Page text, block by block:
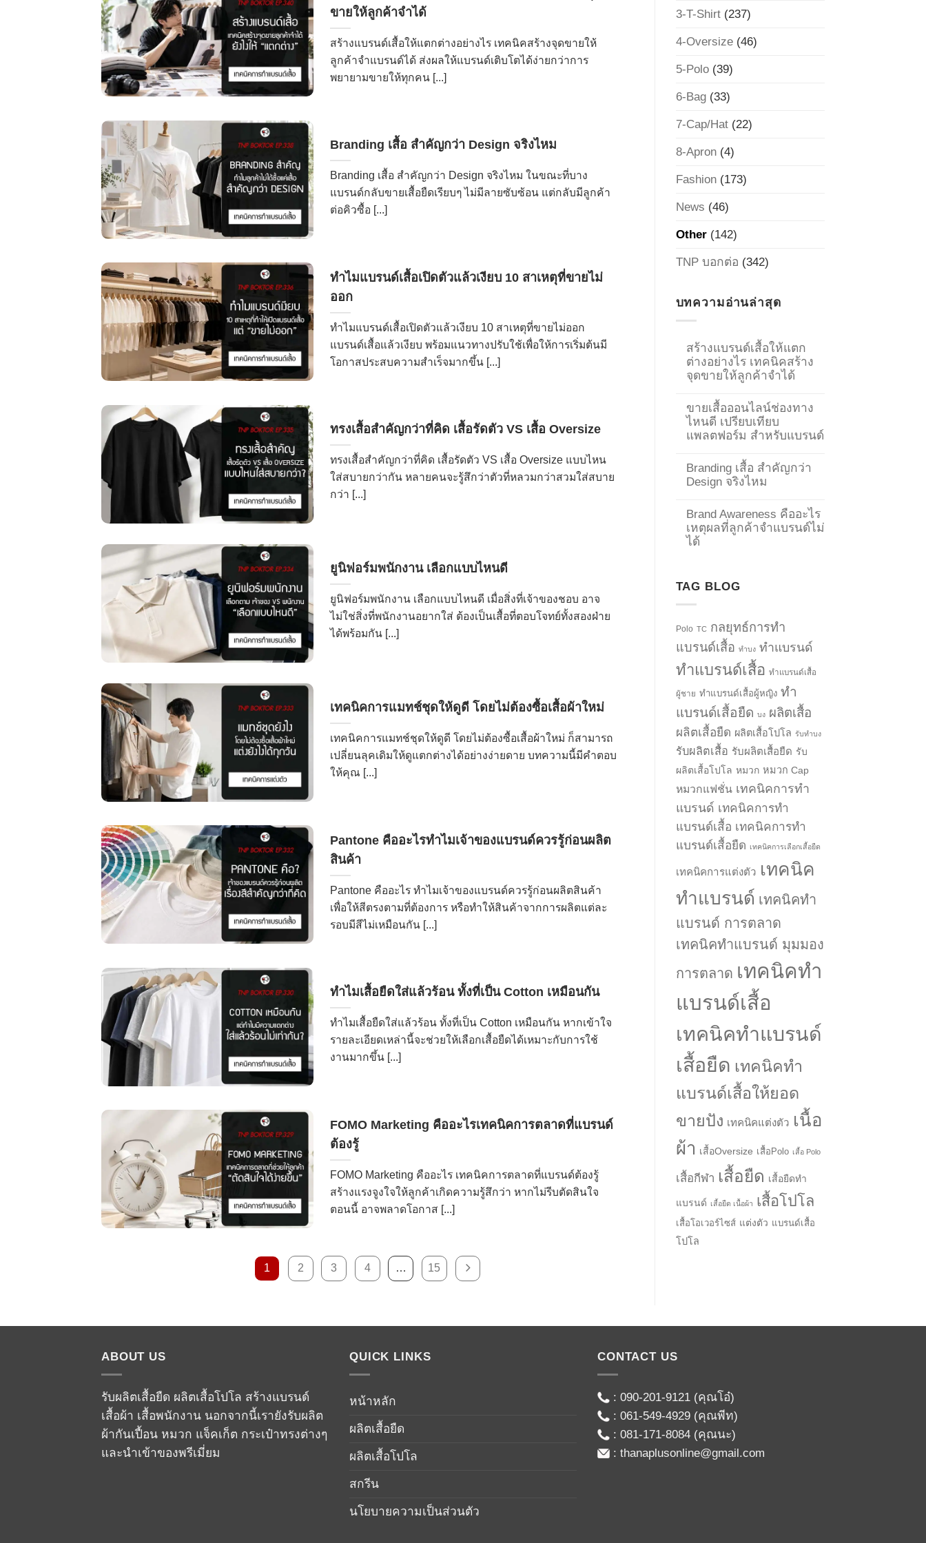
ขายให้ลูกค้าจำได้
สร้างแบรนด์เสื้อให้แตกต่างอย่างไร เทคนิคสร้างจุดขายให้
ลูกค้าจำแบรนด์ได้ ส่งผลให้แบรนด์เติบโตได้ง่ายกว่าการ
พยายามขายให้ทุกคน [...]
Branding เสื้อ สำคัญกว่า Design จริงไหม
Branding เสื้อ สำคัญกว่า Design จริงไหม ในขณะที่บาง
แบรนด์กลับขายเสื้อยืดเรียบๆ ไม่มีลายซับซ้อน แต่กลับมีลูกค้า
ต่อคิวซื้อ [...]
ทำไมแบรนด์เสื้อเปิดตัวแล้วเงียบ 10 สาเหตุที่ขายไม่
ออก
ทำไมแบรนด์เสื้อเปิดตัวแล้วเงียบ 10 สาเหตุที่ขายไม่ออก
แบรนด์เสื้อแล้วเงียบ พร้อมแนวทางปรับใช้เพื่อให้การเริ่มต้นมี
โอกาสประสบความสำเร็จมากขึ้น [...]
ทรงเสื้อสำคัญกว่าที่คิด เสื้อรัดตัว VS เสื้อ Oversize
ทรงเสื้อสำคัญกว่าที่คิด เสื้อรัดตัว VS เสื้อ Oversize แบบไหน
ใส่สบายกว่ากัน หลายคนจะรู้สึกว่าตัวที่หลวมกว่าสวมใส่สบาย
กว่า [...]
ยูนิฟอร์มพนักงาน เลือกแบบไหนดี
ยูนิฟอร์มพนักงาน เลือกแบบไหนดี เมื่อสิ่งที่เจ้าของชอบ อาจ
ไม่ใช่สิ่งที่พนักงานอยากใส่ ต้องเป็นเสื้อที่ตอบโจทย์ทั้งสองฝ่าย
ได้พร้อมกัน [...]
เทคนิคการแมทช์ชุดให้ดูดี โดยไม่ต้องซื้อเสื้อผ้าใหม่
เทคนิคการแมทช์ชุดให้ดูดี โดยไม่ต้องซื้อเสื้อผ้าใหม่ ก็สามารถ
เปลี่ยนลุคเดิมให้ดูแตกต่างได้อย่างง่ายดาย บทความนี้มีคำตอบ
ให้คุณ [...]
Pantone คืออะไรทำไมเจ้าของแบรนด์ควรรู้ก่อนผลิต
สินค้า
Pantone คืออะไร ทำไมเจ้าของแบรนด์ควรรู้ก่อนผลิตสินค้า
เพื่อให้สีตรงตามที่ต้องการ หรือทำให้สินค้าจากการผลิตแต่ละ
รอบมีสีไม่เหมือนกัน [...]
ทำไมเสื้อยืดใส่แล้วร้อน ทั้งที่เป็น Cotton เหมือนกัน
ทำไมเสื้อยืดใส่แล้วร้อน ทั้งที่เป็น Cotton เหมือนกัน หากเข้าใจ
รายละเอียดเหล่านี้จะช่วยให้เลือกเสื้อยืดได้เหมาะกับการใช้
งานมากขึ้น [...]
FOMO Marketing คืออะไรเทคนิคการตลาดที่แบรนด์
ต้องรู้
FOMO Marketing คืออะไร เทคนิคการตลาดที่แบรนด์ต้องรู้
สร้างแรงจูงใจให้ลูกค้าเกิดความรู้สึกว่า หากไม่รีบตัดสินใจ
ตอนนี้ อาจพลาดโอกาส [...]
1 2 3 4 … 15
3-T-Shirt(237)
4-Oversize(46)
5-Polo(39)
6-Bag(33)
7-Cap/Hat(22)
8-Apron(4)
Fashion(173)
News (46)
Other(142)
TNP บอกต่อ (342)
บทความอ่านล่าสุด
สร้างแบรนด์เสื้อให้แตก
ต่างอย่างไร เทคนิคสร้าง
จุดขายให้ลูกค้าจำได้
ขายเสื้อออนไลน์ช่องทาง
ไหนดี เปรียบเทียบ
แพลตฟอร์ม สำหรับแบรนด์
Branding เสื้อ สำคัญกว่า
Design จริงไหม
Brand Awareness คืออะไร
เหตุผลที่ลูกค้าจำแบรนด์ไม่
ได้
TAG BLOG
Polo TC กลยุทธ์การทำ
แบรนด์เสื้อ ทำบง ทำแบรนด์
ทำแบรนด์เสื้อ ทำแบรนด์เสื้อ
ผู้ชาย ทำแบรนด์เสื้อผู้หญิง ทำ
แบรนด์เสื้อยืด บง ผลิตเสื้อ
ผลิตเสื้อยืด ผลิตเสื้อโปโล รับทำบง
รับผลิตเสื้อ รับผลิตเสื้อยืด รับ
ผลิตเสื้อโปโล หมวก หมวก Cap
หมวกแฟชั่น เทคนิคการทำ
แบรนด์ เทคนิคการทำ
แบรนด์เสื้อ เทคนิคการทำ
แบรนด์เสื้อยืด เทคนิคการเลือกเสื้อยืด
เทคนิคการแต่งตัว เทคนิค
ทำแบรนด์ เทคนิคทำ
แบรนด์ การตลาด
เทคนิคทำแบรนด์ มุมมอง
การตลาด เทคนิคทำ
แบรนด์เสื้อ
เทคนิคทำแบรนด์
เสื้อยืด เทคนิคทำ
แบรนด์เสื้อให้ยอด
ขายปัง เทคนิคแต่งตัว เนื้อ
ผ้า เสื้อOversize เสื้อPolo เสื้อ Polo
เสื้อกีฬา เสื้อยืด เสื้อยืดทำ
แบรนด์ เสื้อยืด เนื้อผ้า เสื้อโปโล
เสื้อโอเวอร์ไซส์ แต่งตัว แบรนด์เสื้อ
โปโล
ABOUT US
รับผลิตเสื้อยืด ผลิตเสื้อโปโล สร้างแบรนด์
เสื้อผ้า เสื้อพนักงาน นอกจากนี้เรายังรับผลิต
ผ้ากันเปื้อน หมวก แจ็คเก็ต กระเป๋าทรงต่างๆ
และนำเข้าของพรีเมี่ยม
QUICK LINKS
หน้าหลัก
ผลิตเสื้อยืด
ผลิตเสื้อโปโล
สกรีน
นโยบายความเป็นส่วนตัว
CONTACT US
: 090-201-9121(คุณโอ๋)
: 061-549-4929(คุณพีท)
: 081-171-8084(คุณนะ)
: thanaplusonline@gmail.com